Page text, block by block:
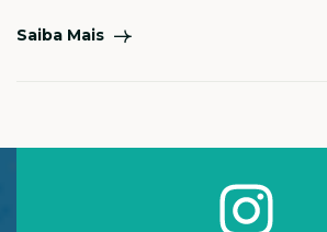
degradadas, a produção de
Saiba Mais